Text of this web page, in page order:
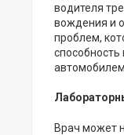
водителя
вождения и
проблем,
способность
автомобилем.
Врач может